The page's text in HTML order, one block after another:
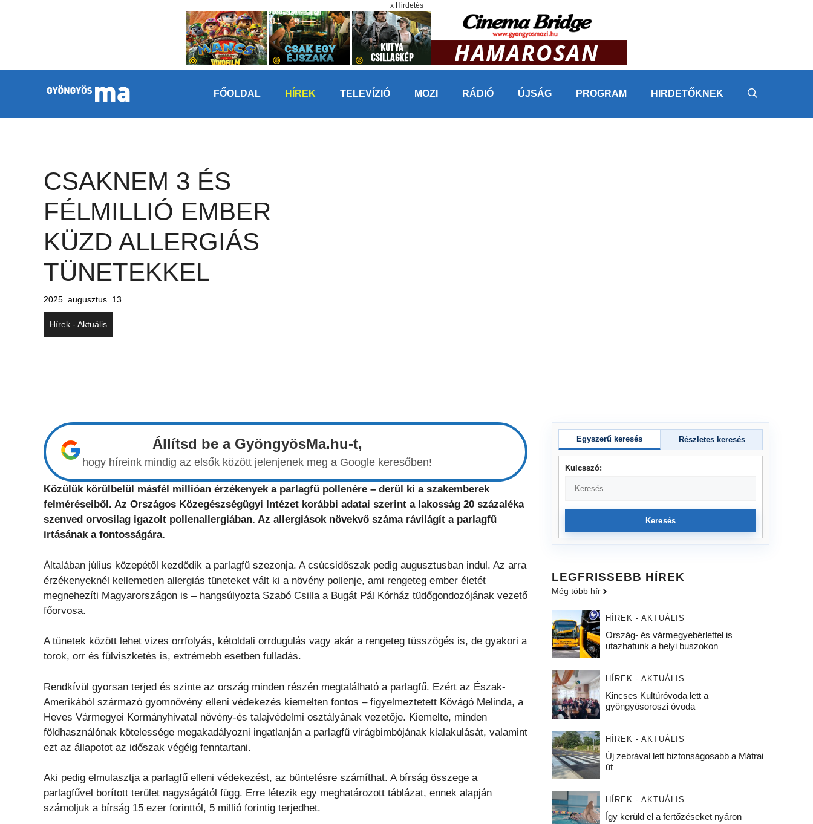
x Hirdetés
FŐOLDAL HÍREK TELEVÍZIÓ MOZI RÁDIÓ ÚJSÁG PROGRAM HIRDETŐKNEK
CSAKNEM 3 ÉS
FÉLMILLIÓ EMBER
KÜZD ALLERGIÁS
TÜNETEKKEL
2025. augusztus. 13.
Hírek - Aktuális
Állítsd be a GyöngyösMa.hu-t,
hogy híreink mindig az elsők között jelenjenek meg a Google keresőben!
Közülük körülbelül másfél millióan érzékenyek a parlagfű pollenére – derül ki a szakemberek
felméréseiből. Az Országos Közegészségügyi Intézet korábbi adatai szerint a lakosság 20 százaléka
szenved orvosilag igazolt pollenallergiában. Az allergiások növekvő száma rávilágít a parlagfű
irtásának a fontosságára.
Általában július közepétől kezdődik a parlagfű szezonja. A csúcsidőszak pedig augusztusban indul. Az arra
érzékenyeknél kellemetlen allergiás tüneteket vált ki a növény pollenje, ami rengeteg ember életét
megnehezíti Magyarországon is – hangsúlyozta Szabó Csilla a Bugát Pál Kórház tüdőgondozójának vezető
főorvosa.
A tünetek között lehet vizes orrfolyás, kétoldali orrdugulás vagy akár a rengeteg tüsszögés is, de gyakori a
torok, orr és fülviszketés is, extrémebb esetben fulladás.
Rendkívül gyorsan terjed és szinte az ország minden részén megtalálható a parlagfű. Ezért az Észak-
Amerikából származó gyomnövény elleni védekezés kiemelten fontos – figyelmeztetett Kővágó Melinda, a
Heves Vármegyei Kormányhivatal növény-és talajvédelmi osztályának vezetője. Kiemelte, minden
földhasználónak kötelessége megakadályozni ingatlanján a parlagfű virágbimbójának kialakulását, valamint
ezt az állapotot az időszak végéig fenntartani.
Aki pedig elmulasztja a parlagfű elleni védekezést, az büntetésre számíthat. A bírság összege a
parlagfűvel borított terület nagyságától függ. Erre létezik egy meghatározott táblázat, ennek alapján
számoljuk a bírság 15 ezer forinttól, 5 millió forintig terjedhet.
Egyszerű keresés Részletes keresés
Kulcsszó:
Keresés
LEGFRISSEBB HÍREK
Még több hír
HÍREK - AKTUÁLIS
Ország- és vármegyebérlettel is
utazhatunk a helyi buszokon
HÍREK - AKTUÁLIS
Kincses Kultúróvoda lett a
gyöngyösoroszi óvoda
HÍREK - AKTUÁLIS
Új zebrával lett biztonságosabb a Mátrai
út
HÍREK - AKTUÁLIS
Így kerüld el a fertőzéseket nyáron